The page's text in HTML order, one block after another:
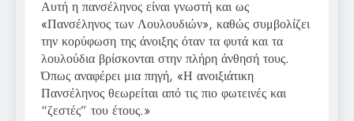
Αυτή η πανσέληνος είναι γνωστή και ως
«Πανσέληνος των Λουλουδιών», καθώς συμβολίζει
την κορύφωση της άνοιξης όταν τα φυτά και τα
λουλούδια βρίσκονται στην πλήρη άνθησή τους.
Όπως αναφέρει μια πηγή, «Η ανοιξιάτικη
Πανσέληνος θεωρείται από τις πιο φωτεινές και
“ζεστές” του έτους.»